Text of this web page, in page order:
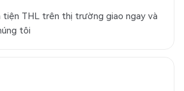
tiện THL trên thị trường giao ngay và
tôi